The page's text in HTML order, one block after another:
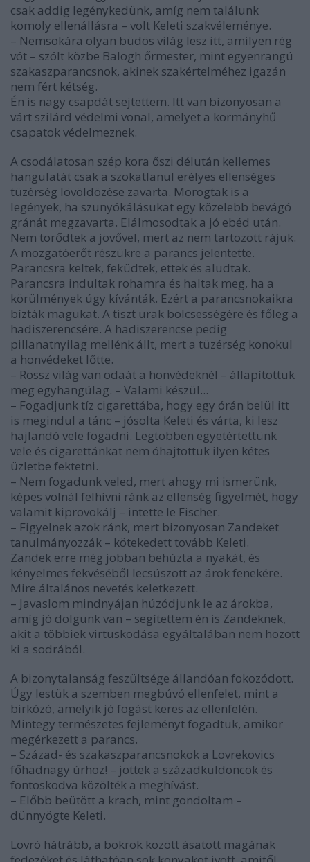
csak addig legénykedünk, amíg nem találunk
komoly ellenállásra – volt Keleti szakvéleménye.
– Nemsokára olyan büdös világ lesz itt, amilyen rég
vót – szólt közbe Balogh őrmester, mint egyenrangú
szakaszparancsnok, akinek szakértelméhez igazán
nem fért kétség.
Én is nagy csapdát sejtettem. Itt van bizonyosan a
várt szilárd védelmi vonal, amelyet a kormányhű
csapatok védelmeznek.
A csodálatosan szép kora őszi délután kellemes
hangulatát csak a szokatlanul erélyes ellenséges
tüzérség lövöldözése zavarta. Morogtak is a
legények, ha szunyókálásukat egy közelebb bevágó
gránát megzavarta. Elálmosodtak a jó ebéd után.
Nem törődtek a jövővel, mert az nem tartozott rájuk.
A mozgatóerőt részükre a parancs jelentette.
Parancsra keltek, feküdtek, ettek és aludtak.
Parancsra indultak rohamra és haltak meg, ha a
körülmények úgy kívánták. Ezért a parancsnokaikra
bízták magukat. A tiszt urak bölcsességére és főleg a
hadiszerencsére. A hadiszerencse pedig
pillanatnyilag mellénk állt, mert a tüzérség konokul
a honvédeket lőtte.
– Rossz világ van odaát a honvédeknél – állapítottuk
meg egyhangúlag. – Valami készül...
– Fogadjunk tíz cigarettába, hogy egy órán belül itt
is megindul a tánc – jósolta Keleti és várta, ki lesz
hajlandó vele fogadni. Legtöbben egyetértettünk
vele és cigarettánkat nem óhajtottuk ilyen kétes
üzletbe fektetni.
– Nem fogadunk veled, mert ahogy mi ismerünk,
képes volnál felhívni ránk az ellenség figyelmét, hogy
valamit kiprovokálj – intette le Fischer.
– Figyelnek azok ránk, mert bizonyosan Zandeket
tanulmányozzák – kötekedett tovább Keleti.
Zandek erre még jobban behúzta a nyakát, és
kényelmes fekvéséből lecsúszott az árok fenekére.
Mire általános nevetés keletkezett.
– Javaslom mindnyájan húzódjunk le az árokba,
amíg jó dolgunk van – segítettem én is Zandeknek,
akit a többiek virtuskodása egyáltalában nem hozott
ki a sodrából.
A bizonytalanság feszültsége állandóan fokozódott.
Úgy lestük a szemben megbúvó ellenfelet, mint a
birkózó, amelyik jó fogást keres az ellenfelén.
Mintegy természetes fejleményt fogadtuk, amikor
megérkezett a parancs.
– Század- és szakaszparancsnokok a Lovrekovics
főhadnagy úrhoz! – jöttek a századküldöncök és
fontoskodva közölték a meghívást.
– Előbb beütött a krach, mint gondoltam –
dünnyögte Keleti.
Lovró hátrább, a bokrok között ásatott magának